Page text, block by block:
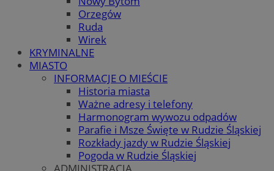
Orzegów
Ruda
Wirek
KRYMINALNE
MIASTO
INFORMACJE O MIEŚCIE
Historia miasta
Ważne adresy i telefony
Harmonogram wywozu odpadów
Parafie i Msze Święte w Rudzie Śląskiej
Rozkłady jazdy w Rudzie Śląskiej
Pogoda w Rudzie Śląskiej